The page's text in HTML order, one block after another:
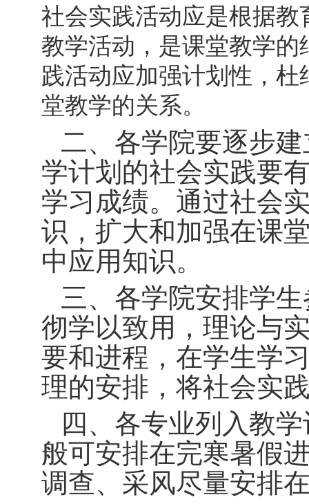
社会实践活动应是根据
教学活动，是课堂教学
践活动应加强计划性，
堂教学的关系。
二、各学院要逐步
学计划的社会实践要
学习成绩。通过社会
识，扩大和加强在课
中应用知识。
三、各学院安排学
彻学以致用，理论与
要和进程，在学生学
理的安排，将社会实
四、各专业列入教
般可安排在完寒暑假
调查、采风尽量安排